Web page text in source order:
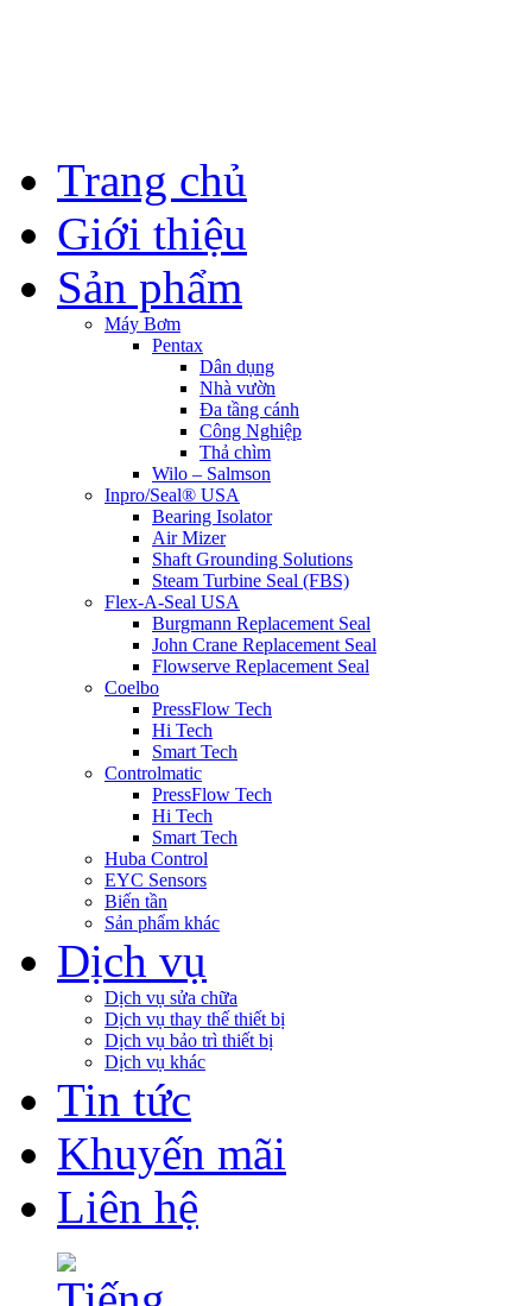
Trang chủ
Giới thiệu
Sản phẩm
Máy Bơm
Pentax
Dân dụng
Nhà vườn
Đa tầng cánh
Công Nghiệp
Thả chìm
Wilo – Salmson
Inpro/Seal® USA
Bearing Isolator
Air Mizer
Shaft Grounding Solutions
Steam Turbine Seal (FBS)
Flex-A-Seal USA
Burgmann Replacement Seal
John Crane Replacement Seal
Flowserve Replacement Seal
Coelbo
PressFlow Tech
Hi Tech
Smart Tech
Controlmatic
PressFlow Tech
Hi Tech
Smart Tech
Huba Control
EYC Sensors
Biến tần
Sản phẩm khác
Dịch vụ
Dịch vụ sửa chữa
Dịch vụ thay thế thiết bị
Dịch vụ bảo trì thiết bị
Dịch vụ khác
Tin tức
Khuyến mãi
Liên hệ